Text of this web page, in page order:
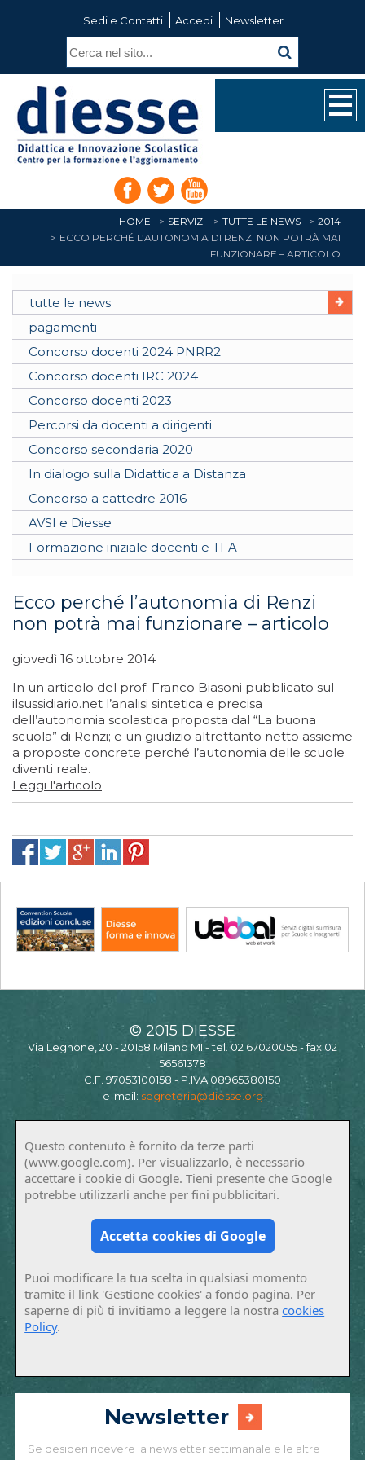
Sedi e Contatti Accedi Newsletter
HOME SERVIZI TUTTE LE NEWS
2014
ECCO PERCHÉ L’AUTONOMIA DI RENZI NON POTRÀ MAI
FUNZIONARE – ARTICOLO
tutte le news
pagamenti
Concorso docenti 2024 PNRR2
Concorso docenti IRC 2024
Concorso docenti 2023
Percorsi da docenti a dirigenti
Concorso secondaria 2020
In dialogo sulla Didattica a Distanza
Concorso a cattedre 2016
AVSI e Diesse
Formazione iniziale docenti e TFA
Ecco perché l’autonomia di Renzi
non potrà mai funzionare – articolo
giovedì 16 ottobre 2014
In un articolo del prof. Franco Biasoni pubblicato sul
ilsussidiario.net l’analisi sintetica e precisa
dell’autonomia scolastica proposta dal “La buona
scuola” di Renzi; e un giudizio altrettanto netto assieme
a proposte concrete perché l’autonomia delle scuole
diventi reale.
Leggi l'articolo
© 2015 DIESSE
Via Legnone, 20 - 20158 Milano MI - tel. 02 67020055 - fax 02
56561378
C.F. 97053100158 - P.IVA 08965380150
e-mail: segreteria@diesse.org
Questo contenuto è fornito da terze parti
(www.google.com). Per visualizzarlo, è necessario
accettare i cookie di Google. Tieni presente che Google
potrebbe utilizzarli anche per fini pubblicitari.
Accetta cookies di Google
Puoi modificare la tua scelta in qualsiasi momento
tramite il link 'Gestione cookies' a fondo pagina. Per
saperne di più ti invitiamo a leggere la nostracookies
Policy.
Newsletter
Se desideri ricevere la newsletter settimanale e le altre